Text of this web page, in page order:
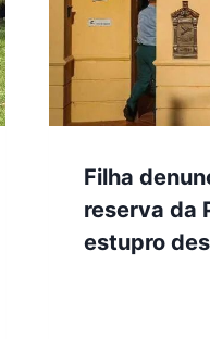
Filha
reserva da
estupro